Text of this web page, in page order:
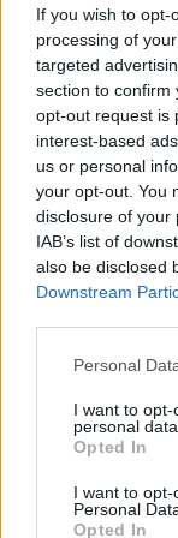
If you wish to
processing of
targeted
section to confirm
opt-out request is
interest-based
us or personal
your opt-out. You
disclosure of your
IAB’s list of
also be disclosed
Downstream
Please note that
not limited to
grant or deny
use your data for
consent section.
Personal
I want to
personal
Opted In
I want to
Personal
Opted In